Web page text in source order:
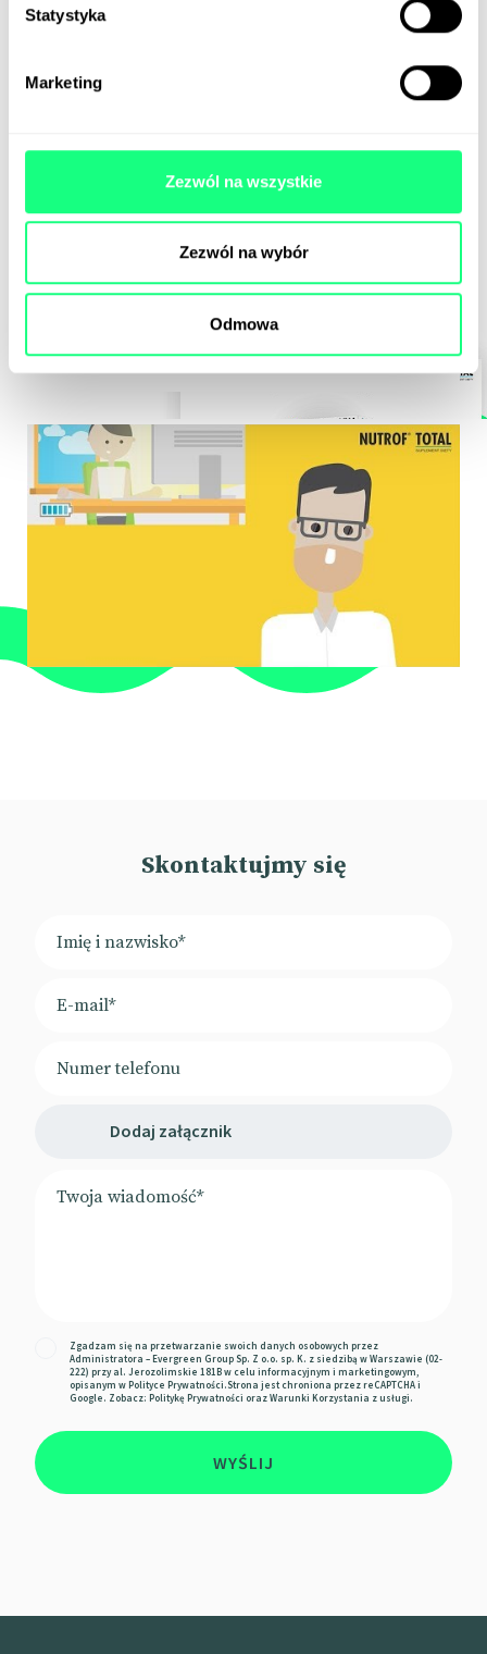
Statystyka
Marketing
Zezwól na wszystkie
Zezwól na wybór
Odmowa
świadomości za pomocą
sekundowej animacji.
kierowaliśmy skrócony materiał (6s) oraz
bannery statyczne. Uzyskaliśmy ponad
600 000
współczynniku obejrzeń –62%. Krótkim
materiałem dotarliśmy praktycznie do
realizując666 000obejrzeń.
Pozostałe źródła zrealizowały ponad800 000
użytkowników na dedykowany Landing
Page.
Skontaktujmy się
Dodaj załącznik
Zgadzam się na przetwarzanie swoich danych osobowych przez
Administratora – Evergreen Group Sp. Z o.o. sp. K. z siedzibą w Warszawie (02-
222) przy al. Jerozolimskie 181B w celu informacyjnym i marketingowym,
opisanym wPolityce Prywatności.Strona jest chroniona przez reCAPTCHA i
Google. Zobacz: Politykę Prywatności orazWarunki Korzystania z usługi.
WYŚLIJ